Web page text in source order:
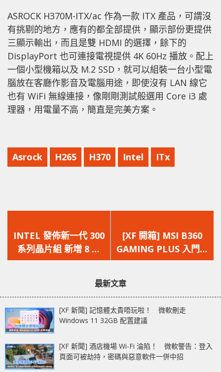
ASROCK H370M-ITX/ac 作為一款 ITX 產品，可謂沒
有挑剔的地方，應有的都全部提供，顯示部份更提供
三顯示輸出，而且是雙 HDMI 的選擇，餘下的
DisplayPort 也可連接電視提供 4K 60Hz 播放。配上
一個小型機箱以及 M.2 SSD，就可以組裝一台小型電
腦放在客廳作影音及電腦用途，即使沒有 LAN 線它
也有 WiFi 無線連接，像剛剛測試般選用 Core i3 處
理器，用電量不高，簡直是完美方案。
Asrock H265 H370 Intel ITx
一
篇
文
INTEL 發佈新一代 300
系列晶片組 新增 8 款
Coffee Lake 處理器產
一
篇
文
[XF 開箱] MSI B360
GAMING PLUS 入門電
競風主機板
最新文章
[XF 新聞] 記憶體太貴唔玩啦！ 微軟刪走
Windows 11 32GB 配置建議
[XF 新聞] 酒店機場 Wi-Fi 淪陷！ 微軟警告：登入
頁面可被劫持，密碼與惡意軟件一併中招